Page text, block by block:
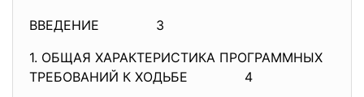
ВВЕДЕНИЕ 3
1. ОБЩАЯ ХАРАКТЕРИСТИКА ПРОГРАММНЫХ
ТРЕБОВАНИЙ К ХОДЬБЕ 4